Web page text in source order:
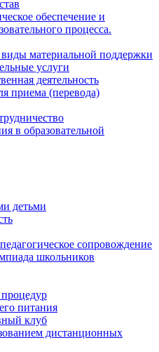
обеспечение и
процесса.
материальной поддержки
услуги
деятельность
приема (перевода)
в образовательной
детьми
сопровождение
школьников
питания
клуб
дистанционных